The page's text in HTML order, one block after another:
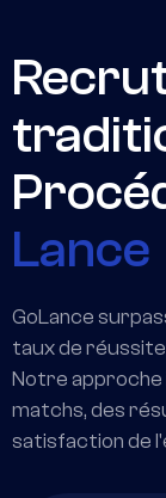
Lance
GoLance
taux de
Notre approche
matchs, des
satisfaction de